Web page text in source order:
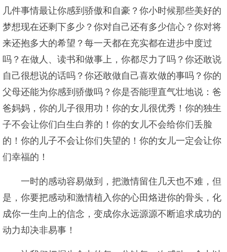
几件事情最让你感到骄傲和自豪？你小时候那些美好的
梦想现在还剩下多少？你对自己还有多少信心？你对将
来还抱多大的希望？每一天都在充实都在进步中度过
吗？在做人、读书和做事上，你都尽力了吗？你还敢说
自己很想说的话吗？你还敢做自己喜欢做的事吗？你的
父母还能为你感到骄傲吗？你是否能理直气壮地说：爸
爸妈妈，你的儿子很用功！你的女儿很优秀！你的独生
子不会让你们白生白养的！你的女儿不会给你们丢脸
的！你的儿子不会让你们失望的！你的女儿一定会让你
们幸福的！
一时的感动容易做到，把激情留住几天也不难，但
是，你要把感动和激情植入你的心田烙进你的骨头，化
成你一生向上的信念，变成你永远源源不断追求成功的
动力却决非易事！